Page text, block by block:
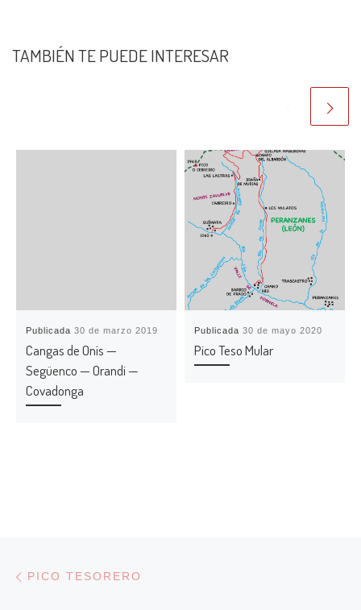
TAMBIÉN TE PUEDE INTERESAR
Publicada30 de marzo 2019
Cangas de Onís —
Següenco — Orandi —
Covadonga
Publicada30 de mayo 2020
Pico Teso Mular
Navegación de entradas
PICO TESORERO